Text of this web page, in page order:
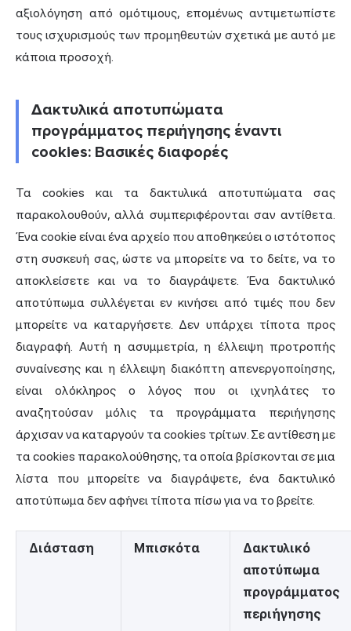
αξιολόγηση από ομότιμους, επομένως αντιμετωπίστε
τους ισχυρισμούς των προμηθευτών σχετικά με αυτό με
κάποια προσοχή.
Δακτυλικά αποτυπώματα
προγράμματος περιήγησης έναντι
cookies: Βασικές διαφορές
Τα cookies και τα δακτυλικά αποτυπώματα σας
παρακολουθούν, αλλά συμπεριφέρονται σαν αντίθετα.
Ένα cookie είναι ένα αρχείο που αποθηκεύει ο ιστότοπος
στη συσκευή σας, ώστε να μπορείτε να το δείτε, να το
αποκλείσετε και να το διαγράψετε. Ένα δακτυλικό
αποτύπωμα συλλέγεται εν κινήσει από τιμές που δεν
μπορείτε να καταργήσετε. Δεν υπάρχει τίποτα προς
διαγραφή. Αυτή η ασυμμετρία, η έλλειψη προτροπής
συναίνεσης και η έλλειψη διακόπτη απενεργοποίησης,
είναι ολόκληρος ο λόγος που οι ιχνηλάτες το
αναζητούσαν μόλις τα προγράμματα περιήγησης
άρχισαν να καταργούν τα cookies τρίτων. Σε αντίθεση με
τα cookies παρακολούθησης, τα οποία βρίσκονται σε μια
λίστα που μπορείτε να διαγράψετε, ένα δακτυλικό
αποτύπωμα δεν αφήνει τίποτα πίσω για να το βρείτε.
Διάσταση Μπισκότα
Δακτυλικό
αποτύπωμα
προγράμματος
περιήγησης